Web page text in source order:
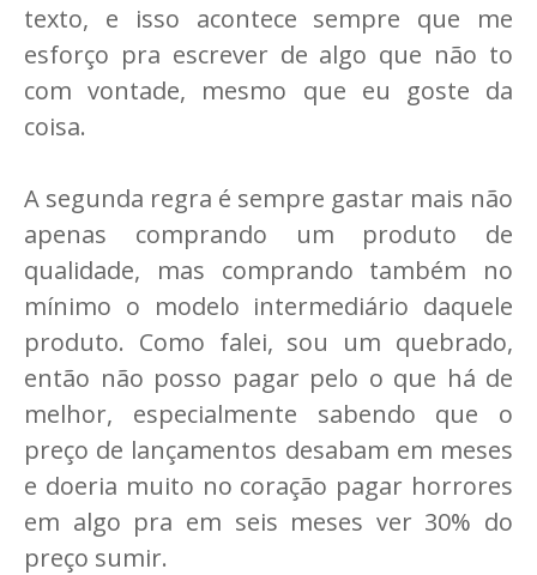
texto, e isso acontece sempre que me
esforço pra escrever de algo que não to
com vontade, mesmo que eu goste da
coisa.
A segunda regra é sempre gastar mais não
apenas comprando um produto de
qualidade, mas comprando também no
mínimo o modelo intermediário daquele
produto. Como falei, sou um quebrado,
então não posso pagar pelo o que há de
melhor, especialmente sabendo que o
preço de lançamentos desabam em meses
e doeria muito no coração pagar horrores
em algo pra em seis meses ver 30% do
preço sumir.